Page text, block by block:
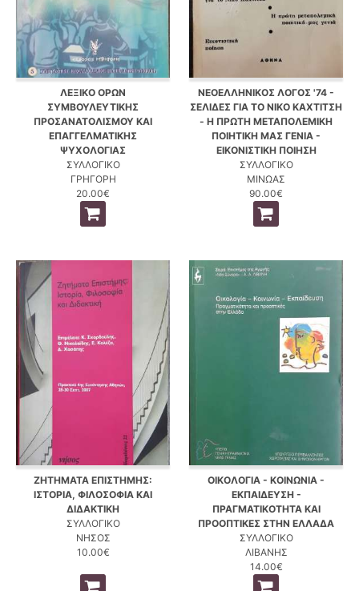
ΛΕΞΙΚΟ ΟΡΩΝ
ΣΥΜΒΟΥΛΕΥΤΙΚΗΣ
ΠΡΟΣΑΝΑΤΟΛΙΣΜΟΥ ΚΑΙ
ΕΠΑΓΓΕΛΜΑΤΙΚΗΣ
ΨΥΧΟΛΟΓΙΑΣ
ΣΥΛΛΟΓΙΚΟ
ΓΡΗΓΟΡΗ
20.00€
ΝΕΟΕΛΛΗΝΙΚΟΣ ΛΟΓΟΣ '74 -
ΣΕΛΙΔΕΣ ΓΙΑ ΤΟ ΝΙΚΟ ΚΑΧΤΙΤΣΗ
- Η ΠΡΩΤΗ ΜΕΤΑΠΟΛΕΜΙΚΗ
ΠΟΙΗΤΙΚΗ ΜΑΣ ΓΕΝΙΑ -
ΕΙΚΟΝΙΣΤΙΚΗ ΠΟΙΗΣΗ
ΣΥΛΛΟΓΙΚΟ
ΜΙΝΩΑΣ
90.00€
ΖΗΤΗΜΑΤΑ ΕΠΙΣΤΗΜΗΣ:
ΙΣΤΟΡΙΑ, ΦΙΛΟΣΟΦΙΑ ΚΑΙ
ΔΙΔΑΚΤΙΚΗ
ΣΥΛΛΟΓΙΚΟ
ΝΗΣΟΣ
10.00€
ΟΙΚΟΛΟΓΙΑ - ΚΟΙΝΩΝΙΑ -
ΕΚΠΑΙΔΕΥΣΗ -
ΠΡΑΓΜΑΤΙΚΟΤΗΤΑ ΚΑΙ
ΠΡΟΟΠΤΙΚΕΣ ΣΤΗΝ ΕΛΛΑΔΑ
ΣΥΛΛΟΓΙΚΟ
ΛΙΒΑΝΗΣ
14.00€